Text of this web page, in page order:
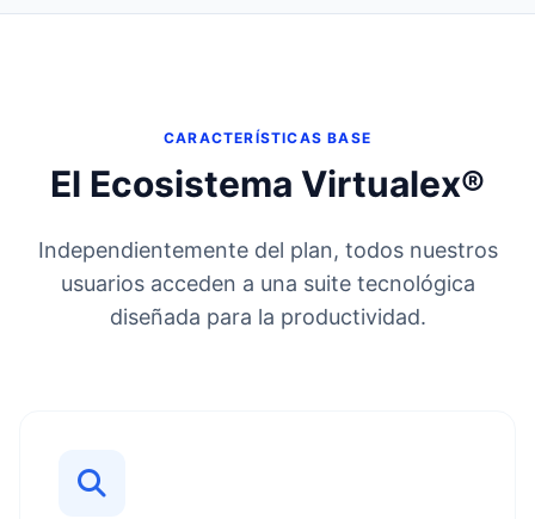
CARACTERÍSTICAS BASE
El Ecosistema Virtualex®
Independientemente del plan, todos nuestros
usuarios acceden a una suite tecnológica
diseñada para la productividad.